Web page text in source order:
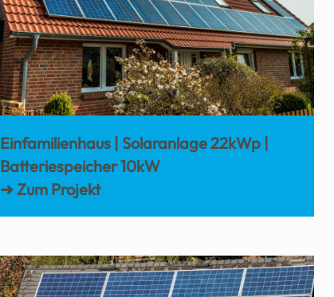
Einfamilienhaus | Solaranlage 22kWp |
Batteriespeicher 10kW
➜ Zum Projekt